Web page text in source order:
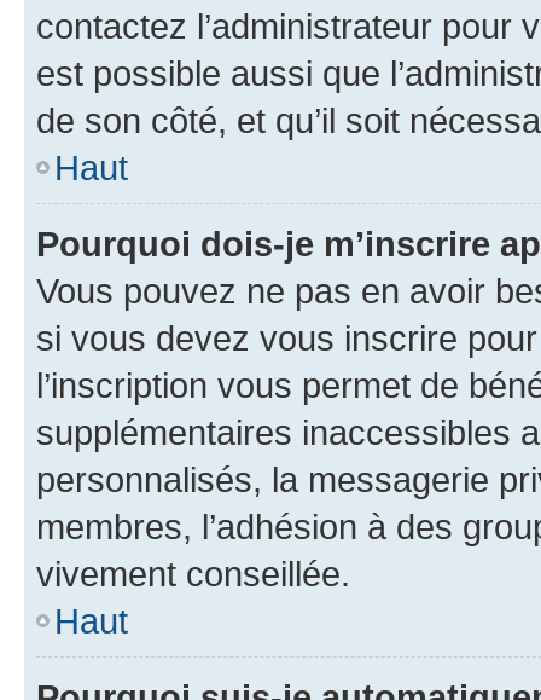
contactez l’administrateur pour
est possible aussi que
de son côté, et qu’il soit
Haut
Pourquoi dois-je m’inscrire
Vous pouvez ne pas en avoir
si vous devez vous inscrire
l’inscription vous permet de
supplémentaires inaccessibles
personnalisés, la messagerie
membres, l’adhésion à des
vivement conseillée.
Haut